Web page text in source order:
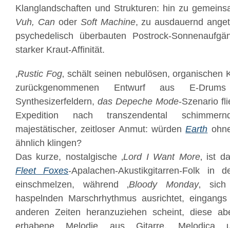
Klanglandschaften und Strukturen: hin zu
Vuh, Can oder Soft Machine, zu ausdauernd
psychedelisch überbauten Postrock-
starker Kraut-Affinität.
‚Rustic Fog‚ schält seinen nebulösen, organischen
zurückgenommenen Entwurf aus E-
Synthesizerfeldern, das Depeche Mode-Szenario
Expedition nach transzendental
majestätischer, zeitloser Anmut: würdenEarth
ähnlich klingen?
Das kurze, nostalgische ‚Lord I Want More‚ ist
Fleet Foxes-Apalachen-Akustikgitarren-Folk in
einschmelzen, während ‚Bloody Monday‚
haspelnden Marschrhythmus ausrichtet,
anderen Zeiten heranzuziehen scheint, diese
erhabene Melodie aus Gitarre,